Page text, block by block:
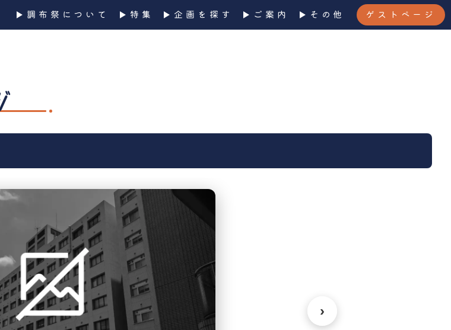
調布祭について 特集 企画を探す ご案内 その他 ゲストページ
›